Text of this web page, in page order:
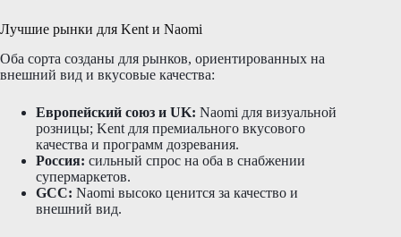
Лучшие рынки для Kent и Naomi
Оба сорта созданы для рынков, ориентированных на
внешний вид и вкусовые качества:
Европейский союз и UK: Naomi для визуальной
розницы; Kent для премиального вкусового
качества и программ дозревания.
Россия: сильный спрос на оба в снабжении
супермаркетов.
GCC: Naomi высоко ценится за качество и
внешний вид.